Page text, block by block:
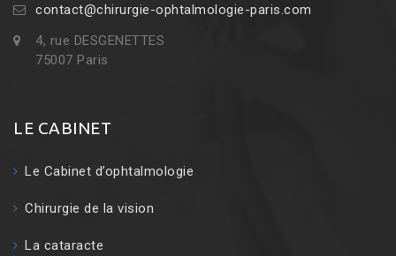
contact@chirurgie-ophtalmologie-paris.com
4, rue DESGENETTES
75007 Paris
LE CABINET
Le Cabinet d’ophtalmologie
Chirurgie de la vision
La cataracte